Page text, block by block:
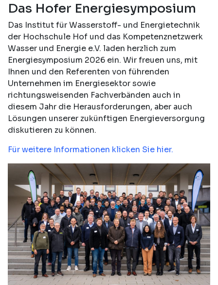
Das Hofer Energiesymposium
Das Institut für Wasserstoff- und Energietechnik
der Hochschule Hof und das Kompetenznetzwerk
Wasser und Energie e.V. laden herzlich zum
Energiesymposium 2026 ein. Wir freuen uns, mit
Ihnen und den Referenten von führenden
Unternehmen im Energiesektor sowie
richtungsweisenden Fachverbänden auch in
diesem Jahr die Herausforderungen, aber auch
Lösungen unserer zukünftigen Energieversorgung
diskutieren zu können.
Für weitere Informationen klicken Sie hier.